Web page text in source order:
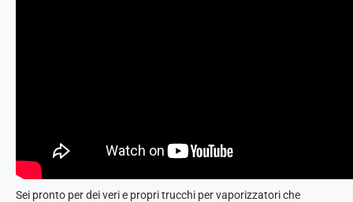
Sei pronto per dei veri e propri trucchi per vaporizzatori che